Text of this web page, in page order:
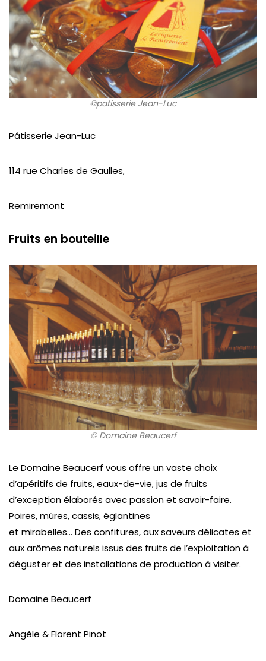
©patisserie Jean-Luc
Pâtisserie Jean-Luc
114 rue Charles de Gaulles,
Remiremont
Fruits en bouteille
© Domaine Beaucerf
Le Domaine Beaucerf vous offre un vaste choix
d’apéritifs de fruits, eaux-de-vie, jus de fruits
d’exception élaborés avec passion et savoir-faire.
Poires, mûres, cassis, églantines
et mirabelles… Des confitures, aux saveurs délicates et
aux arômes naturels issus des fruits de l’exploitation à
déguster et des installations de production à visiter.
Domaine Beaucerf
Angèle & Florent Pinot